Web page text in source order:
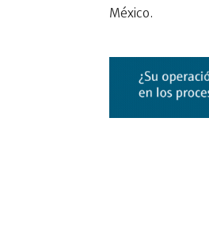
México.